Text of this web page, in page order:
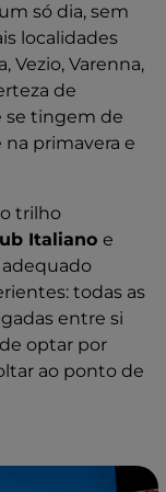
só dia, sem
localidades
Vezio, Varenna,
de
se tingem de
primavera e
trilho
Italiano e
todas as
entre si
optar por
ao ponto de